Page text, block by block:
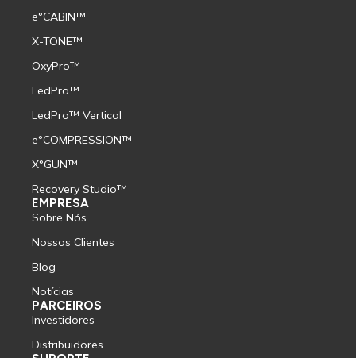
e°CABIN™
X-TONE™
OxyPro™
LedPro™
LedPro™ Vertical
e°COMPRESSION™
X°GUN™
Recovery Studio™
EMPRESA
Sobre Nós
Nossos Clientes
Blog
Notícias
PARCEIROS
Investidores
Distribuidores